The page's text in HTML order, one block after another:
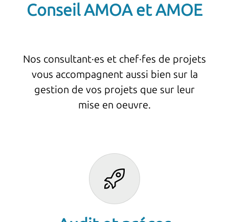
Conseil AMOA et AMOE
Nos consultant·es et chef·fes de projets
vous accompagnent aussi bien sur la
gestion de vos projets que sur leur
mise en oeuvre.